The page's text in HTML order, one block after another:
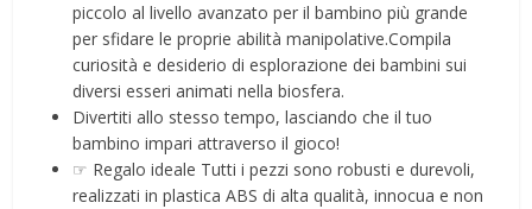
piccolo al livello avanzato per il bambino più grande
per sfidare le proprie abilità manipolative.Compila
curiosità e desiderio di esplorazione dei bambini sui
diversi esseri animati nella biosfera.
Divertiti allo stesso tempo, lasciando che il tuo
bambino impari attraverso il gioco!
☞ Regalo ideale Tutti i pezzi sono robusti e durevoli,
realizzati in plastica ABS di alta qualità, innocua e non